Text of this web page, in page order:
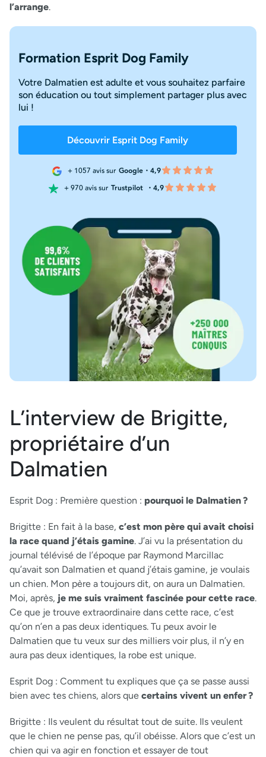
l’arrange.
Formation Esprit Dog Family
Votre Dalmatien est adulte et vous souhaitez parfaire
son éducation ou tout simplement partager plus avec
lui !
Découvrir Esprit Dog Family
+ 1057 avis sur Google・4,9
+ 970 avis sur Trustpilot ・4,9
L’interview de Brigitte,
propriétaire d’un
Dalmatien
Esprit Dog : Première question : pourquoi le Dalmatien ?
Brigitte : En fait à la base, c’est mon père qui avait choisi
la race quand j’étais gamine. J’ai vu la présentation du
journal télévisé de l’époque par Raymond Marcillac
qu’avait son Dalmatien et quand j’étais gamine, je voulais
un chien. Mon père a toujours dit, on aura un Dalmatien.
Moi, après, je me suis vraiment fascinée pour cette race.
Ce que je trouve extraordinaire dans cette race, c’est
qu’on n’en a pas deux identiques. Tu peux avoir le
Dalmatien que tu veux sur des milliers voir plus, il n’y en
aura pas deux identiques, la robe est unique.
Esprit Dog : Comment tu expliques que ça se passe aussi
bien avec tes chiens, alors que certains vivent un enfer?
Brigitte : Ils veulent du résultat tout de suite. Ils veulent
que le chien ne pense pas, qu’il obéisse. Alors que c’est un
chien qui va agir en fonction et essayer de tout